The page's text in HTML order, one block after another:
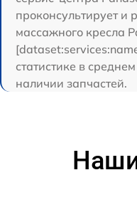
проконсультирует и
массажного кресла
статистике в
наличии запчастей.